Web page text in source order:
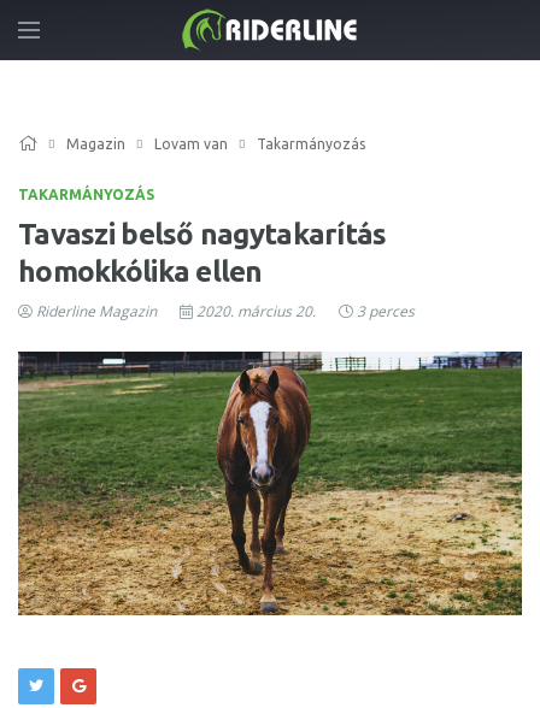
Magazin Lovam van Takarmányozás
TAKARMÁNYOZÁS
Tavaszi belső nagytakarítás
homokkólika ellen
Riderline Magazin 2020. március 20. 3 perces